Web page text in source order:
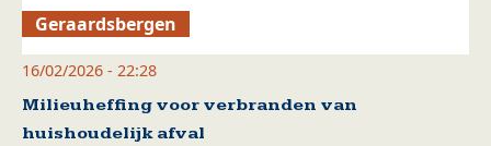
Geraardsbergen
16/02/2026 - 22:28
Milieuheffing voor verbranden van
huishoudelijk afval